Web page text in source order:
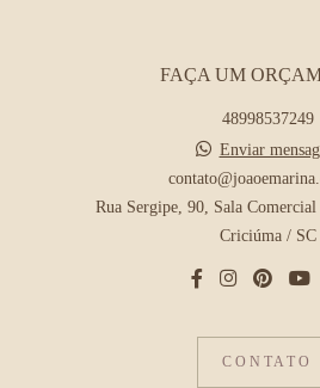
FAÇA UM
48998537249
Enviar
Rua Sergipe, 90, Sala
Criciúma / SC
CONTATO